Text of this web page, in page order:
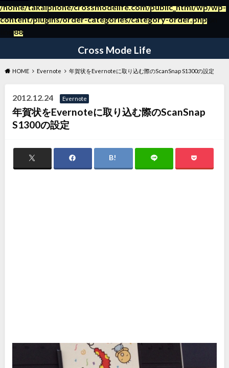
/home/takaiphone/crossmodelife.com/public_html/wp/wp-
content/plugins/order-categories/category-order.php
88
～日々の暮らしの役立つ情報ブログ～
Cross Mode Life
HOME Evernote 年賀状をEvernoteに取り込む際のScanSnap S1300の設定
2012.12.24 Evernote
年賀状をEvernoteに取り込む際のScanSnap
S1300の設定